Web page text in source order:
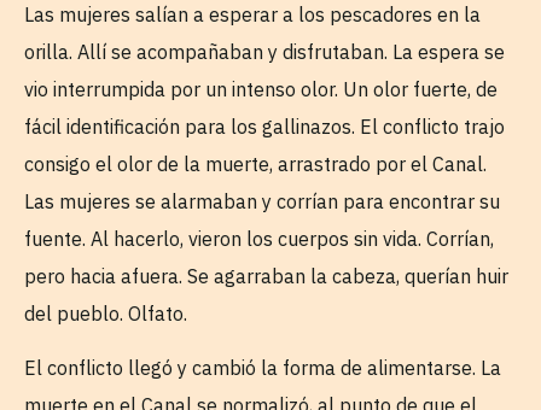
Las mujeres salían a esperar a los pescadores en la
orilla. Allí se acompañaban y disfrutaban. La espera se
vio interrumpida por un intenso olor. Un olor fuerte, de
fácil identificación para los gallinazos. El conflicto trajo
consigo el olor de la muerte, arrastrado por el Canal.
Las mujeres se alarmaban y corrían para encontrar su
fuente. Al hacerlo, vieron los cuerpos sin vida. Corrían,
pero hacia afuera. Se agarraban la cabeza, querían huir
del pueblo. Olfato.
El conflicto llegó y cambió la forma de alimentarse. La
muerte en el Canal se normalizó, al punto de que el